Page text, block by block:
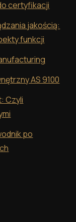
certyfikacji
jakością:
funkcji
AS 9100
Czyli
po